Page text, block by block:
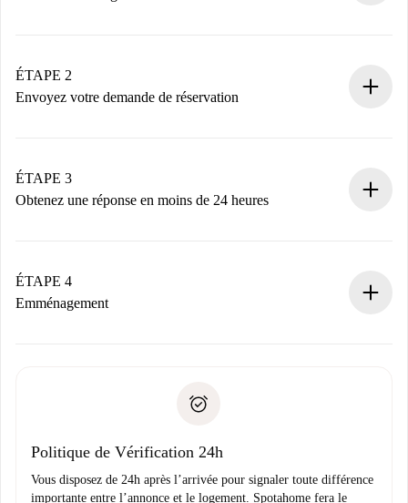
Vous disposez à l’avance de toutes les informations
nécessaires.
ÉTAPE 2
Envoyez votre demande de réservation
Nous ne vous facturerons rien tant que le propriétaire
n’aura pas accepté.
ÉTAPE 3
Obtenez une réponse en moins de 24 heures
contact avec le propriétaire.
Si refusé : aucun prélèvement et nous vous proposerons
Justificatif de solvabilité
ÉTAPE 4
Emménagement
uniquement si aucun problème n'est signalé.
Politique de Vérification 24h
Vous disposez de 24h après l’arrivée pour signaler toute différence
importante entre l’annonce et le logement. Spotahome fera le